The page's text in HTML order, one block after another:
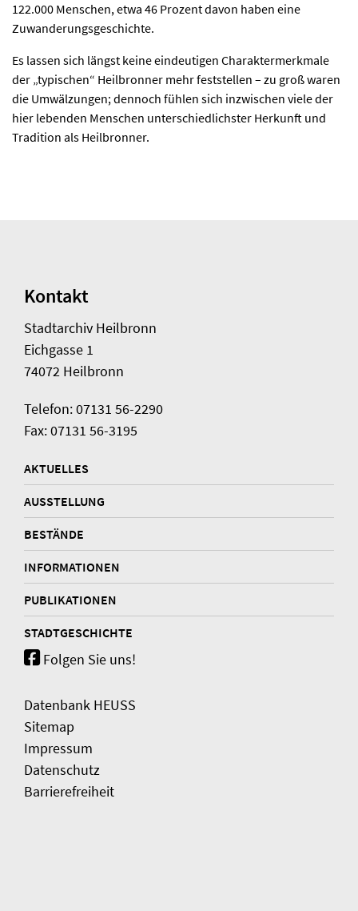
122.000 Menschen, etwa 46 Prozent davon haben eine
Zuwanderungsgeschichte.
Es lassen sich längst keine eindeutigen Charaktermerkmale
der „typischen“ Heilbronner mehr feststellen – zu groß waren
die Umwälzungen; dennoch fühlen sich inzwischen viele der
hier lebenden Menschen unterschiedlichster Herkunft und
Tradition als Heilbronner.
Kontakt
Stadtarchiv Heilbronn
Eichgasse 1
74072 Heilbronn
Telefon: 07131 56-2290
Fax: 07131 56-3195
AKTUELLES
AUSSTELLUNG
BESTÄNDE
INFORMATIONEN
PUBLIKATIONEN
STADTGESCHICHTE
Folgen Sie uns!
Datenbank HEUSS
Sitemap
Impressum
Datenschutz
Barrierefreiheit